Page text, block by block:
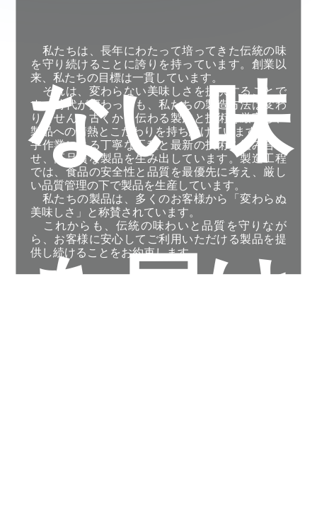
ない味
を届け
私たちは、長年にわたって培ってきた伝統の味
を守り続けることに誇りを持っています。創業以
来、私たちの目標は一貫しています。
それは、変わらない美味しさを提供することで
す。時代が変わっても、私たちの製造方法は変わ
りません。古くから伝わる製法と技術を厳守し、
製品への情熱とこだわりを持ち続けています。
手作業による丁寧な工程と最新の技術を組み合わ
せ、高品質な製品を生み出しています。製造工程
では、食品の安全性と品質を最優先に考え、厳し
い品質管理の下で製品を生産しています。
私たちの製品は、多くのお客様から「変わらぬ
美味しさ」と称賛されています。
これからも、伝統の味わいと品質を守りなが
ら、お客様に安心してご利用いただける製品を提
供し続けることをお約束します。